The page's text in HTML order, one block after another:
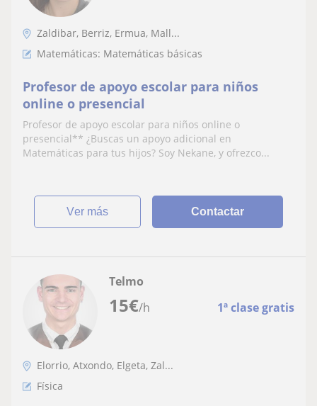
Zaldibar, Berriz, Ermua, Mall...
Matemáticas: Matemáticas básicas
Profesor de apoyo escolar para niños
online o presencial
Profesor de apoyo escolar para niños online o
presencial** ¿Buscas un apoyo adicional en
Matemáticas para tus hijos? Soy Nekane, y ofrezco...
ver más Contactar
15€/h 1ª clase gratis
Telmo
Elorrio, Atxondo, Elgeta, Zal...
Física